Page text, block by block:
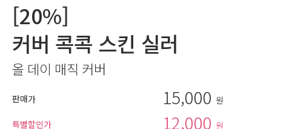
[20%]
커버 콕콕 스킨 실러
올 데이 매직 커버
판매가 15,000 원
특별할인가
12,000 원